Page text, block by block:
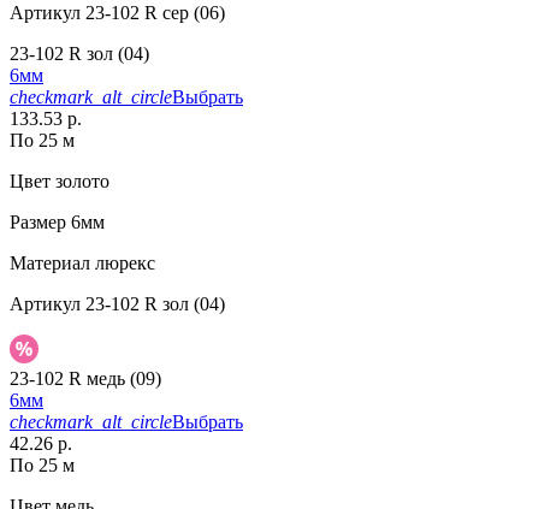
Артикул 23-102 R сер (06)
23-102 R зол (04)
6мм
checkmark_alt_circleВыбрать
133.53 р.
По 25 м
Цвет золото
Размер 6мм
Материал люрекс
Артикул 23-102 R зол (04)
23-102 R медь (09)
6мм
checkmark_alt_circleВыбрать
42.26 р.
По 25 м